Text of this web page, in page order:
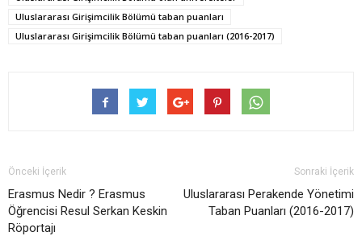
Uluslararası Girişimcilik Bölümü taban puanları
Uluslararası Girişimcilik Bölümü taban puanları (2016-2017)
Önceki İçerik
Erasmus Nedir ? Erasmus
Öğrencisi Resul Serkan Keskin
Röportajı
Sonraki İçerik
Uluslararası Perakende Yönetimi
Taban Puanları (2016-2017)